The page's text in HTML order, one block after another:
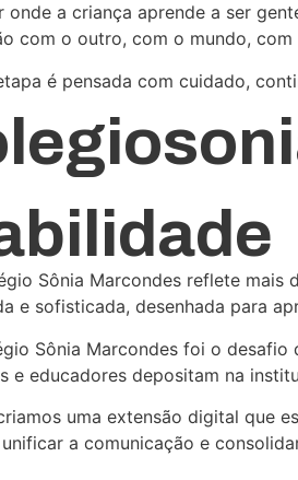
a criança aprende a ser
com o outro, com o mundo, com
é pensada com cuidado,
Sônia Marcondes reflete
e sofisticada, desenhada para
Sônia Marcondes foi o
e educadores depositam na
uma extensão digital que
a comunicação e